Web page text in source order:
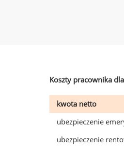
Koszty pracownika
kwota netto
ubezpieczenie
ubezpieczenie